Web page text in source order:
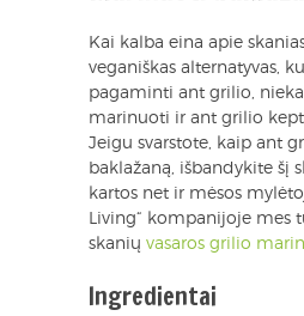
Kai kalba eina apie
veganiškas alternatyvas,
pagaminti ant grilio,
marinuoti ir ant grilio
Jeigu svarstote, kaip ant
baklažaną, išbandykite šį
kartos net ir mėsos
Living“ kompanijoje mes
skanių vasaros grilio
Ingredientai